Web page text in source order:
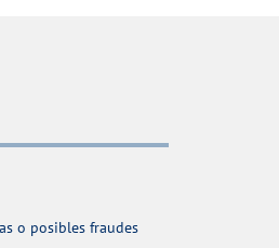
o posibles fraudes